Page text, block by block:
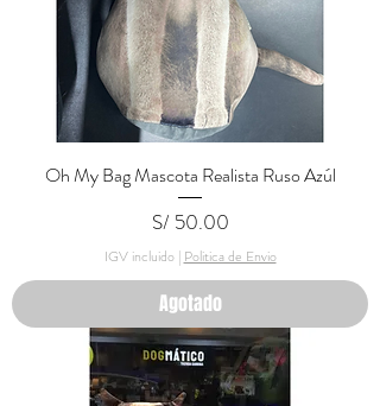
Oh My Bag Mascota Realista Ruso Azúl
Precio
S/ 50.00
IGV incluido| Politica de Envio
Agotado